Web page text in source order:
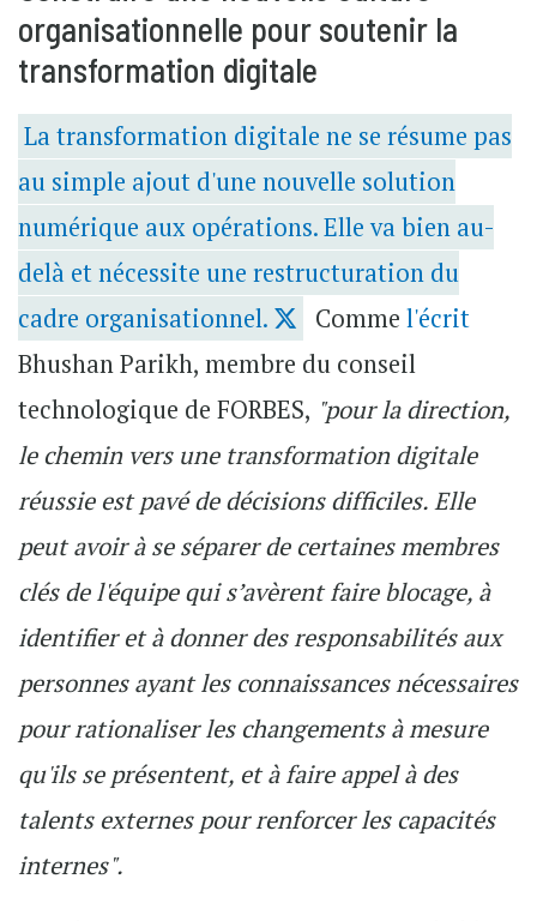
organisationnelle pour soutenir la
transformation digitale
La transformation digitale ne se résume pas
au simple ajout d'une nouvelle solution
numérique aux opérations. Elle va bien au-
delà et nécessite une restructuration du
cadre organisationnel.
Comme l'écrit
Bhushan Parikh, membre du conseil
technologique de FORBES, "pour la direction,
le chemin vers une transformation digitale
réussie est pavé de décisions difficiles. Elle
peut avoir à se séparer de certaines membres
clés de l'équipe qui s’avèrent faire blocage, à
identifier et à donner des responsabilités aux
personnes ayant les connaissances nécessaires
pour rationaliser les changements à mesure
qu'ils se présentent, et à faire appel à des
talents externes pour renforcer les capacités
internes".